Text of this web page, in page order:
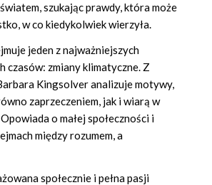
szukając prawdy, która może
w co kiedykolwiek wierzyła.
jeden z najważniejszych
czasów: zmiany klimatyczne. Z
Kingsolver analizuje motywy,
zaprzeczeniem, jak i wiarą w
o małej społeczności i
między rozumem, a
społecznie i pełna pasji